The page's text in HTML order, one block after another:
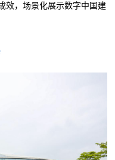
效，场景化展示数字中国建